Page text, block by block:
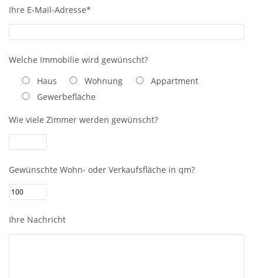
Ihre E-Mail-Adresse*
Welche Immobilie wird gewünscht?
Haus
Wohnung
Appartment
Gewerbefläche
Wie viele Zimmer werden gewünscht?
Gewünschte Wohn- oder Verkaufsfläche in qm?
Ihre Nachricht